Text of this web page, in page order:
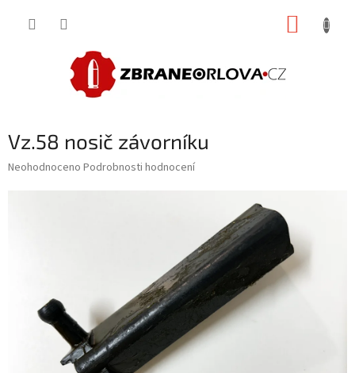
Vz.58 nosič závorníku
Průměrné
Neohodnoceno Podrobnosti hodnocení